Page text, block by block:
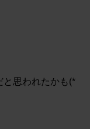
と思われたかも(*